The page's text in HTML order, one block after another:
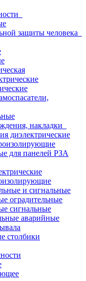
защиты человека
накладки
диэлектрические
для панелей РЗА
и сигнальные
оградительные
сигнальные
аварийные
столбики